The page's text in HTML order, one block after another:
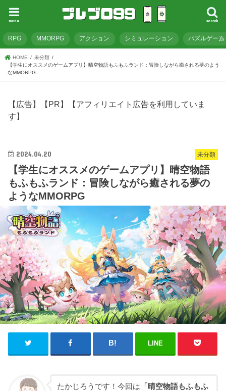
search
menu
RPG MMORPG アクション シミュレーション パズルゲーム
HOME
未分類
【学生にオススメのゲームアプリ】晴空物語もふもふランド：冒険しながら癒される夢のよう
なMMORPG
【広告】【PR】【アフィリエイト広告を利用していま
す】
未分類
2024.04.20
【学生にオススメのゲームアプリ】晴空物語
もふもふランド：冒険しながら癒される夢の
ようなMMORPG
LINE
たかじろうです！今回は 「晴空物語もふもふ